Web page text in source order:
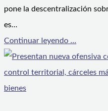
pone la descentralización
es…
Continuar leyendo ...